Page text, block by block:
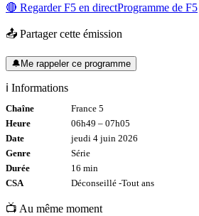
🔴 RegarderF5 en directProgramme de F5
📤 Partager cette émission
🔔Me rappeler ce programme
ℹ️ Informations
Chaîne
France 5
Heure
06h49 – 07h05
Date
jeudi 4 juin 2026
Genre
Série
Durée
16 min
CSA
Déconseillé -Tout ans
📺 Au même moment